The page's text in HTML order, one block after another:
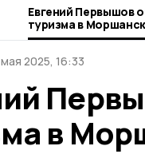
Евгений Первышов
туризма в
2025, 16:33
в